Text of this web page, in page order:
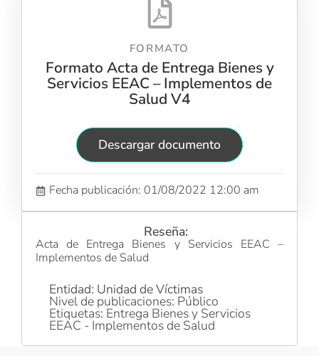
FORMATO
Formato Acta de Entrega Bienes y
Servicios EEAC – Implementos de
Salud V4
Descargar documento
Fecha publicación: 01/08/2022 12:00 am
Reseña:
Acta de Entrega Bienes y Servicios EEAC –
Implementos de Salud
Entidad: Unidad de Víctimas
Nivel de publicaciones: Público
Etiquetas: Entrega Bienes y Servicios
EEAC - Implementos de Salud